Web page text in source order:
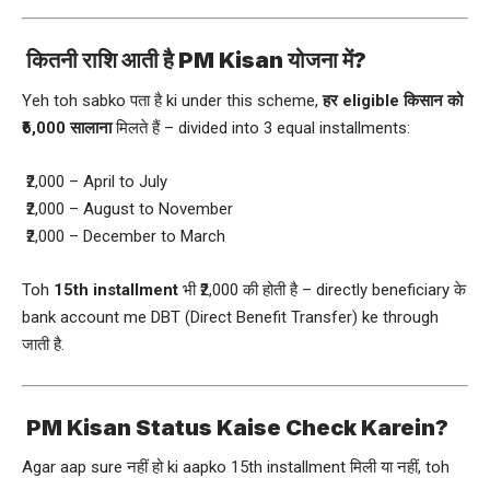
कितनी राशि आती है PM Kisan योजना में?
Yeh toh sabko पता है ki under this scheme,हर eligible किसान को
₹6,000 सालानामिलते हैं – divided into 3 equal installments:
₹2,000 – April to July
₹2,000 – August to November
₹2,000 – December to March
Toh 15th installment भी ₹2,000 की होती है – directly beneficiary के
bank account me DBT (Direct Benefit Transfer) ke through
जाती है.
PM Kisan Status Kaise Check Karein?
Agar aap sure नहीं हो ki aapko 15th installment मिली या नहीं, toh